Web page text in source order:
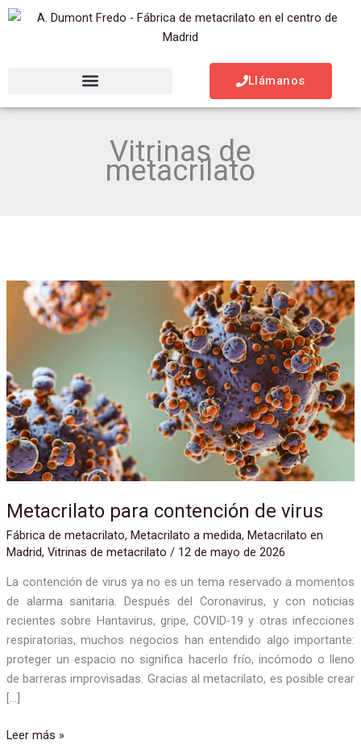
Llámanos
Vitrinas de
metacrilato
Metacrilato para contención de virus
Fábrica de metacrilato, Metacrilato a medida, Metacrilato en
Madrid, Vitrinas de metacrilato / 12 de mayo de 2026
La contención de virus ya no es un tema reservado a momentos
de alarma sanitaria. Después del Coronavirus, y con noticias
recientes sobre Hantavirus, gripe, COVID-19 y otras infecciones
respiratorias, muchos negocios han entendido algo importante:
proteger un espacio no significa hacerlo frío, incómodo o lleno
de barreras improvisadas. Gracias al metacrilato, es posible crear
[…]
Metacrilato
para
contención
Leer más »